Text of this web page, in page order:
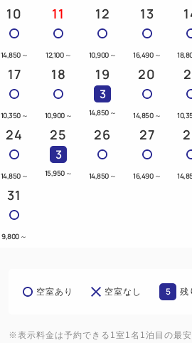
10
14,850 ～
11
12,100 ～
12
10,900 ～
13
16,490 ～
17
10,350 ～
18
10,900 ～
19
3
14,850 ～
20
14,850 ～
24
14,850 ～
25
3
15,950 ～
26
14,850 ～
27
16,490 ～
31
9,800 ～
空室あり 空室なし 5 残
※表示料金は予約できる1室1名1泊目の最安